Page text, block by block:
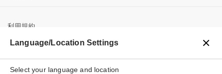
利用規約
プライバシーポリシー
特定商取引法に基づく表示
Language/Location Settings
Select your language and location